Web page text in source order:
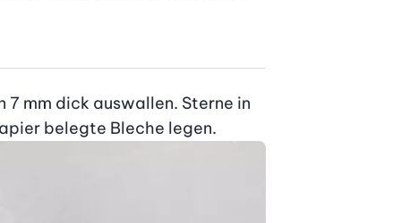
mm dick auswallen. Sterne in
belegte Bleche legen.